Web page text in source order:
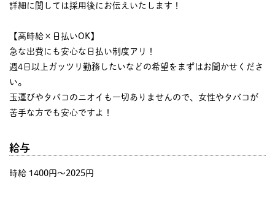
詳細に関しては採用後にお伝えいたします！
【高時給×日払いOK】
急な出費にも安心な日払い制度アリ！
週4日以上ガッツリ勤務したいなどの希望をまずはお聞かせくださ
い。
玉運びやタバコのニオイも一切ありませんので、女性やタバコが
苦手な方でも安心ですよ！
給与
時給 1400円〜2025円